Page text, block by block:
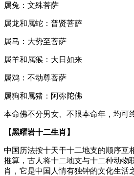
属兔：文殊菩萨
属龙和属蛇：普贤菩萨
属马：大势至菩萨
属羊和属猴：大日如来
属鸡：不动尊菩萨
属狗和属猪：阿弥陀佛
本命佛不分男女、不限本命年，均可
【黑曜岩十二生肖】
中国历法按十天干十二地支的顺序互
推算，古人将十二地支与十二种动物
肖，它是中国人情有独钟的文化生活